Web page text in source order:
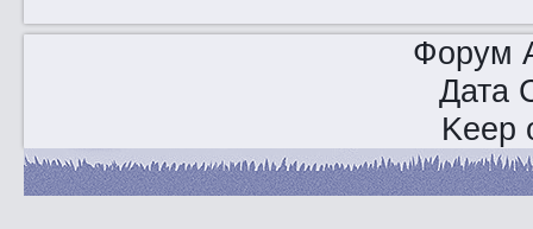
Форум
Дата
Keep